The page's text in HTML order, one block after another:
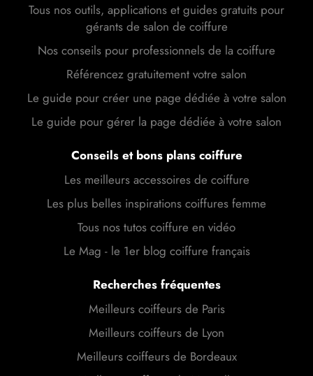
Tous nos outils, applications et guides gratuits pour
gérants de salon de coiffure
Nos conseils pour professionnels de la coiffure
Référencez gratuitement votre salon
Le guide pour créer une page dédiée à votre salon
Le guide pour gérer la page dédiée à votre salon
Conseils et bons plans coiffure
Les meilleurs accessoires de coiffure
Les plus belles inspirations coiffures femme
Tous nos tutos coiffure en vidéo
Le Mag - le 1er blog coiffure français
Recherches fréquentes
Meilleurs coiffeurs de Paris
Meilleurs coiffeurs de Lyon
Meilleurs coiffeurs de Bordeaux